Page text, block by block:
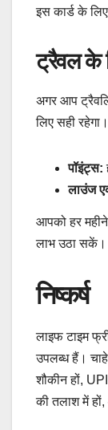
इस कार्ड के
ट्रैवल के
अगर आप
लिए सही रहेगा।
पॉइंट्स:
लाउंज
आपको हर
लाभ उठा सकें।
निष्कर्ष
लाइफ टाइम
उपलब्ध हैं।
शौकीन हों,
की तलाश में